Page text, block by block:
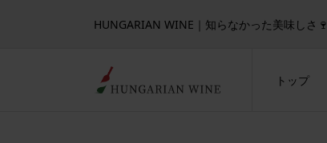
HUNGARIAN WINE｜知らなかった美味しさ🍷
トップ